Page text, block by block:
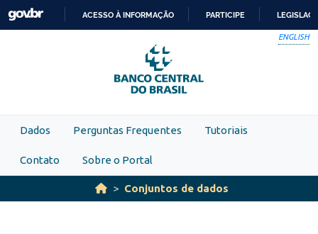
Skip to main content
PARA
O
CONTEÚDO
ACESSO À INFORMAÇÃO PARTICIPE
ENGLISH
Dados Perguntas Frequentes Tutoriais
Contato Sobre o Portal
Conjuntos de dados